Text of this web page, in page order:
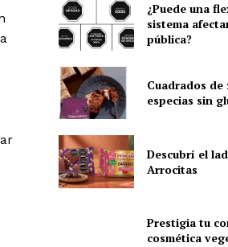
¿Puede una
sistema
pública?
Cuadrados
especias sin
Descubrí el
Arrocitas
Prestigia tu
cosmética